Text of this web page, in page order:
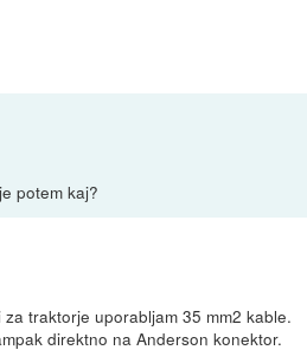
potem kaj?
traktorje uporabljam 35 mm2 kable.
direktno na Anderson konektor.